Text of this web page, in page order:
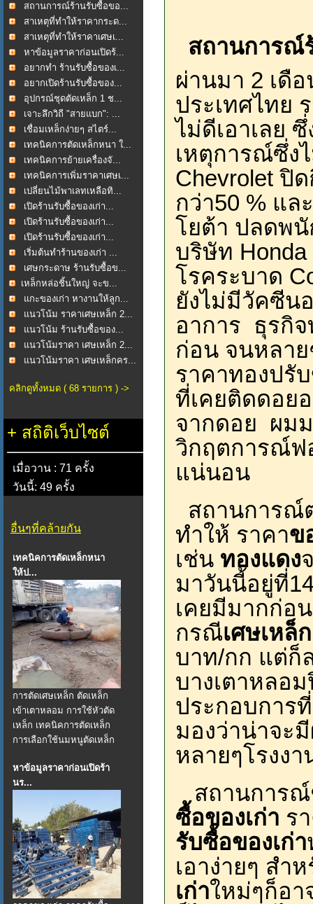
สถานการณ์ร้านรับซื้อขอ...
สาเหตุที่ทำให้ราคากระด...
สาเหตุที่ทำให้ราคาเศษเ...
หาข้อมูลราคาก่อนเปิดร้...
อยากทำ ร้านรับซื้อของเ...
อยากเปิดร้านรับซื้อของ...
อุปกรณ์ชุดตัดเหล็ก 1 ช...
เจาะลึกวิถี "สายแบก": ...
เชื่อมเหล็กง่ายๆ สไตร์...
เทคนิคการตัดเหล็กหนา ใ...
เทคนิคการย้ายเครื่องจั...
เทคนิคการเพิ่มราคาเศษเ...
เปลี่ยนไม้พาเลทเหลือทิ...
เปิดร้านรับซื้อของเก่า...
เปิดร้านรับซื้อของเก่า...
เปิดร้านรับซื้อของเก่า...
เริ่มต้นทำร้านของเก่า ...
เศษกระดาษ ร้านรับซื้อข...
​เหล็กหล่อชิ้นใหญ่ จะข...
แกะของเก่า หางานให้ลูก...
แนวโน้ม ราคาเศษเหล็ก 2...
แนวโน้ม ร้านรับซื้อของ...
แนวโน้มราคา เศษเหล็ก 2...
แนวโน้มราคา เศษเหล็กคร...
คลิกดูทั้งหมด ( 68 รายการ ) ->
+ สถิติเว็บไซต์
เมื่อวาน : 71 ครั้ง
วันนี้: 49 ครั้ง
อื่นๆที่คล้ายกัน
เทคนิคการตัดเหล็กหนา
ให้ป...
การตัดเศษเหล็ก ตัดเหล็ก
เข้าเตาหลอม การใช้หัวตัด
เหล็ก เทคนิคการตัดเหล็ก
การเลือกใช้นมหนูตัดเหล็ก
หาข้อมูลราคาก่อนเปิดร้า
นร...
สถานการณ์
ผ่านมา 2 เดื
ประเทศไทย
ไม่ดีเอาเลย
เหตุการณ์ซึ่ง
Chevrolet ปิ
กว่า50 % แ
โยต้า ปลดพนั
บริษัท
โรคระบาด
ยังไม่มีวัคซีน
อาการ ธุรกิจ
ก่อน จนหลา
ราคาทองปรั
ที่เคยติดดอย
จากดอย ผม
วิกฤตการณ์ฟ
แน่นอน
สถานการณ์
ทำให้ ราคาข
เช่น ทองแดง
มาวันนี้อยู่ที่
เคยมีมากก่อ
กรณีเศษเหล็ก
บาท/กก แต่ก็
บางเตาหลอ
ประกอบการ
มองว่าน่าจะ
หลายๆโรงง
สถานการณ์
ซื้อของเก่า ร
รับซื้อของเก่า
เอาง่ายๆ สำ
เก่าใหม่ๆก็อา